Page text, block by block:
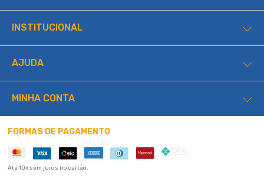
INSTITUCIONAL
AJUDA
MINHA CONTA
FORMAS DE PAGAMENTO
Até 10x sem juros no cartão.